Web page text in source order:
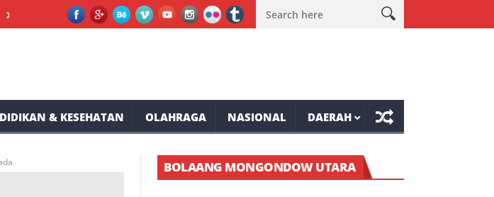
2 Tompaso Siap Memeriahkan HUT RI ke-81 Tompaso Raya Mantap, Lomba Bulu Tangkis Awali
& KESEHATAN OLAHRAGA NASIONAL DAERAH
BOLAANG MONGONDOW UTARA